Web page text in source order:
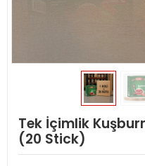
Tek İçimlik
(20 Stick)